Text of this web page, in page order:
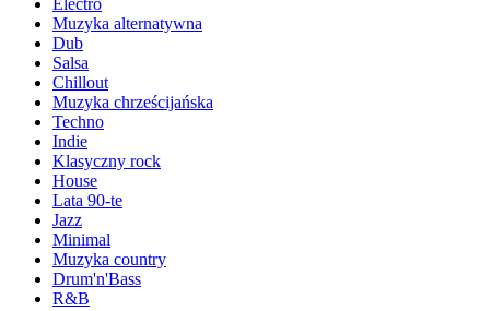
Electro
Muzyka alternatywna
Dub
Salsa
Chillout
Muzyka chrześcijańska
Techno
Indie
Klasyczny rock
House
Lata 90-te
Jazz
Minimal
Muzyka country
Drum'n'Bass
R&B